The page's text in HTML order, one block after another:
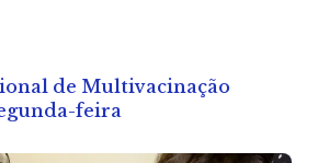
de Multivacinação
feira